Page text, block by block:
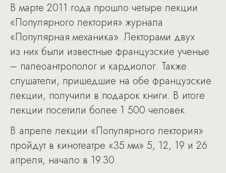
В марте 2011 года прошло четыре лекции
«Популярного лектория» журнала
«Популярная механика». Лекторами двух
из них были известные французские ученые
– палеоантрополог и кардиолог. Также
слушатели, пришедшие на обе французские
лекции, получили в подарок книги. В итоге
лекции посетили более 1 500 человек.
В апреле лекции «Популярного лектория»
пройдут в кинотеатре «35 мм» 5, 12, 19 и 26
апреля, начало в 19.30.